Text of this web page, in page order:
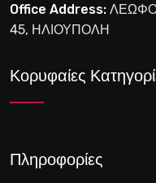
Office Address:
45, ΗΛΙΟΥΠΟΛΗ
Κορυφαίες
Πληροφορίες